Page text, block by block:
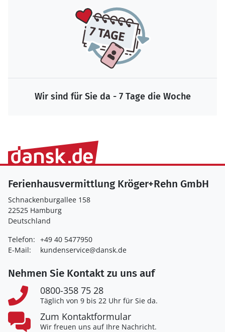
Wir sind für Sie da - 7 Tage die Woche
Ferienhausvermittlung Kröger+Rehn GmbH
Schnackenburgallee 158
22525 Hamburg
Deutschland
Telefon: +49 40 5477950
E-Mail:
kundenservice@dansk.de
Nehmen Sie Kontakt zu uns auf
0800-358 75 28
Täglich von 9 bis 22 Uhr für Sie da.
Zum Kontaktformular
Wir freuen uns auf Ihre Nachricht.